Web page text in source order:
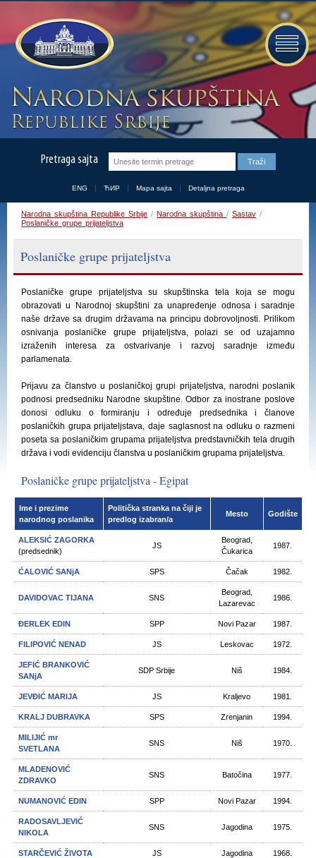
Pretraga sajta
ENG ЋИР Mapa sajta Detaljna pretraga
Narodna skupština Republike Srbije / Narodna skupština / Sastav /
Poslaničke grupe prijateljstva
Poslaničke grupe prijateljstva
Poslaničke grupe prijateljstva su skupštinska tela koja se mogu
obrazovati u Narodnoj skupštini za unapređenje odnosa i saradnje
naše države sa drugim državama na principu dobrovoljnosti. Prilikom
osnivanja poslaničke grupe prijateljstva, polazi se od uzajamno
izraženih interesa za ostvarivanje i razvoj saradnje između
parlamenata.
Prijavu za članstvo u poslaničkoj grupi prijateljstva, narodni poslanik
podnosi predsedniku Narodne skupštine. Odbor za inostrane poslove
donosi odluku o formiranju i određuje predsednika i članove
poslaničkih grupa prijateljstava, daje saglasnost na odluku o razmeni
poseta sa poslaničkim grupama prijateljstva predstavničkih tela drugih
država i vodi evidenciju članstva u poslaničkim grupama prijateljstva.
Poslaničke grupe prijateljstva - Egipat
Ime i prezime
narodnog poslanika
Politička stranka na čiji je
predlog izabran/a
Mesto Godište
ALEKSIĆ ZAGORKA
(predsednik)
JS
Beograd,
Čukarica
1987.
ĆALOVIĆ SANjA SPS Čačak 1982.
DAVIDOVAC TIJANA SNS
Beograd,
Lazarevac
1986.
ĐERLEK EDIN SPP Novi Pazar 1987.
FILIPOVIĆ NENAD JS Leskovac 1972.
JEFIĆ BRANKOVIĆ
SANjA
SDP Srbije Niš 1984.
JEVĐIĆ MARIJA JS Kraljevo 1981.
KRALJ DUBRAVKA SPS Zrenjanin 1994.
MILIJIĆ mr
SVETLANA
SNS Niš 1970.
MLADENOVIĆ
ZDRAVKO
SNS Batočina 1977.
NUMANOVIĆ EDIN SPP Novi Pazar 1994.
RADOSAVLJEVIĆ
NIKOLA
SNS Jagodina 1975.
STARČEVIĆ ŽIVOTA JS Jagodina 1968.